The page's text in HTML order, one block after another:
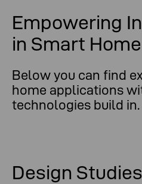
Empowering
in Smart
Below you can find
home applications
technologies build in.
Design Studies